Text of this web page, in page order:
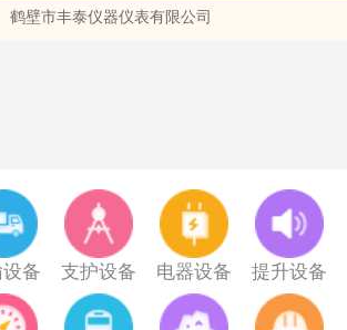
鹤壁市丰泰仪器仪表有限公司
备 支护设备 电器设备 提升设备